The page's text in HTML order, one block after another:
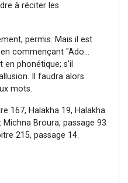
à réciter les
permis. Mais il est
commençant "Ado...
en phonétique; s'il
Il faudra alors
mots.
167, Halakha 19, Halakha
Broura, passage 93
215, passage 14.